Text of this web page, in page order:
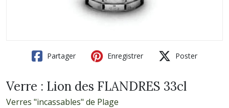
Partager Enregistrer Poster
Verre : Lion des FLANDRES 33cl
Verres "incassables" de Plage